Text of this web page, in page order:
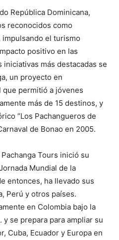
República Dominicana,
reconocidos como
el turismo
positivo en las
más destacadas se
un proyecto en
que permitió a jóvenes
más de 15 destinos, y
“Los Pachangueros de
de Bonao en 2005.
Tours inició su
Mundial de la
entonces, ha llevado sus
Perú y otros países.
en Colombia bajo la
y se prepara para ampliar su
Cuba, Ecuador y Europa en